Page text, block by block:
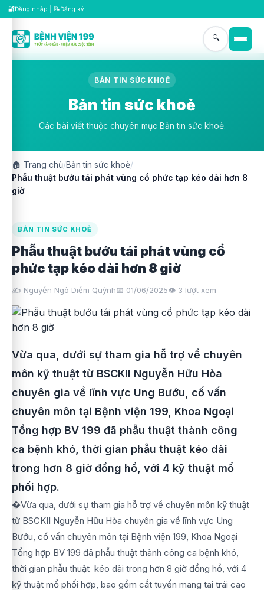
🔐Đăng nhập 📝Đăng ký
🔍
BẢN TIN SỨC KHOẺ
Bản tin sức khoẻ
Các bài viết thuộc chuyên mục Bản tin sức khoẻ.
🏠 Trang chủ/Bản tin sức khoẻ/
Phẫu thuật bướu tái phát vùng cổ phức tạp kéo dài hơn 8
giờ
BẢN TIN SỨC KHOẺ
Phẫu thuật bướu tái phát vùng cổ
phức tạp kéo dài hơn 8 giờ
✍️ Nguyễn Ngô Diễm Quỳnh📅 01/06/2025👁️ 3 lượt xem
Vừa qua, dưới sự tham gia hỗ trợ về chuyên
môn kỹ thuật từ BSCKII Nguyễn Hữu Hòa
chuyên gia về lĩnh vực Ung Bướu, cố vấn
chuyên môn tại Bệnh viện 199, Khoa Ngoại
Tổng hợp BV 199 đã phẫu thuật thành công
ca bệnh khó, thời gian phẫu thuật kéo dài
trong hơn 8 giờ đồng hồ, với 4 kỹ thuật mổ
phối hợp.
�Vừa qua, dưới sự tham gia hỗ trợ về chuyên môn kỹ thuật
từ BSCKII Nguyễn Hữu Hòa chuyên gia về lĩnh vực Ung
Bướu, cố vấn chuyên môn tại Bệnh viện 199, Khoa Ngoại
Tổng hợp BV 199 đã phẫu thuật thành công ca bệnh khó,
thời gian phẫu thuật kéo dài trong hơn 8 giờ đồng hồ, với 4
kỹ thuật mổ phối hợp, bao gồm cắt tuyến mang tai trái cao